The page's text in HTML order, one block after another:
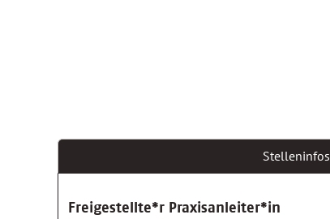
Stelleninfos
Freigestellte*r Praxisanleiter*in